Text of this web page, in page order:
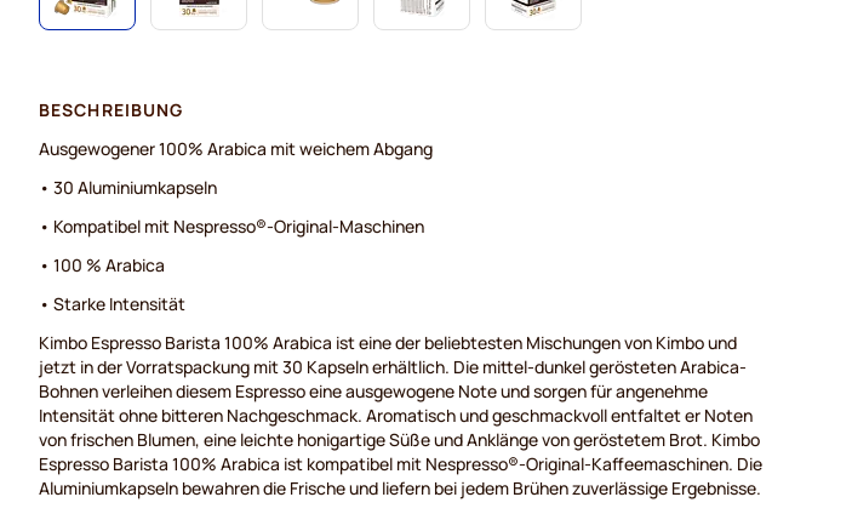
BESCHREIBUNG
Ausgewogener 100% Arabica mit weichem Abgang
• 30 Aluminiumkapseln
• Kompatibel mit Nespresso®-Original-Maschinen
• 100 % Arabica
• Starke Intensität
Kimbo Espresso Barista 100% Arabica ist eine der beliebtesten Mischungen von Kimbo und
jetzt in der Vorratspackung mit 30 Kapseln erhältlich. Die mittel-dunkel gerösteten Arabica-
Bohnen verleihen diesem Espresso eine ausgewogene Note und sorgen für angenehme
Intensität ohne bitteren Nachgeschmack. Aromatisch und geschmackvoll entfaltet er Noten
von frischen Blumen, eine leichte honigartige Süße und Anklänge von geröstetem Brot. Kimbo
Espresso Barista 100% Arabica ist kompatibel mit Nespresso®-Original-Kaffeemaschinen. Die
Aluminiumkapseln bewahren die Frische und liefern bei jedem Brühen zuverlässige Ergebnisse.